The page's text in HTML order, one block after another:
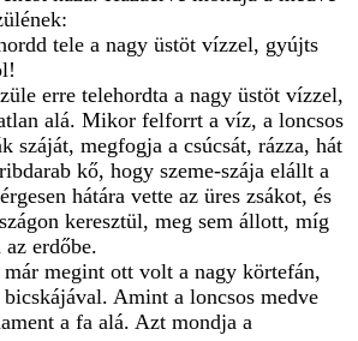
tele a nagy üstöt vízzel, gyújts
erre telehordta a nagy üstöt vízzel,
alá. Mikor felforrt a víz, a loncsos
száját, megfogja a csúcsát, rázza, hát
kő, hogy szeme-szája elállt a
hátára vette az üres zsákot, és
keresztül, meg sem állott, míg
erdőbe.
megint ott volt a nagy körtefán,
Amint a loncsos medve
a fa alá. Azt mondja a